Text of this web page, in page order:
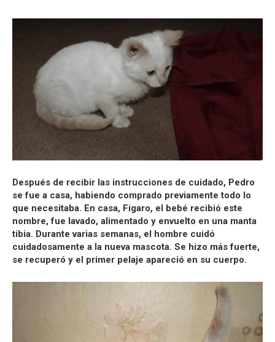
Después de recibir las instrucciones de cuidado, Pedro
se fue a casa, habiendo comprado previamente todo lo
que necesitaba. En casa, Figaro, el bebé recibió este
nombre, fue lavado, alimentado y envuelto en una manta
tibia. Durante varias semanas, el hombre cuidó
cuidadosamente a la nueva mascota. Se hizo más fuerte,
se recuperó y el primer pelaje apareció en su cuerpo.